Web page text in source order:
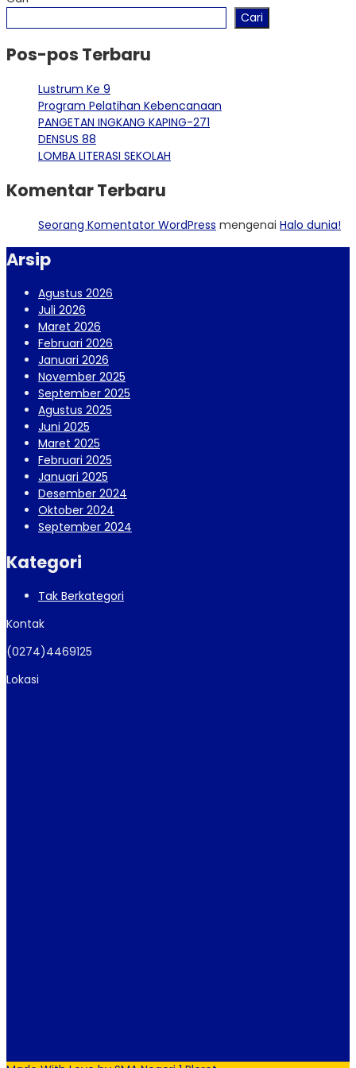
Cari
Pos-pos Terbaru
Lustrum Ke 9
Program Pelatihan Kebencanaan
PANGETAN INGKANG KAPING-271
DENSUS 88
LOMBA LITERASI SEKOLAH
Komentar Terbaru
Seorang Komentator WordPress mengenai Halo dunia!
Arsip
Agustus 2026
Juli 2026
Maret 2026
Februari 2026
Januari 2026
November 2025
September 2025
Agustus 2025
Juni 2025
Maret 2025
Februari 2025
Januari 2025
Desember 2024
Oktober 2024
September 2024
Kategori
Tak Berkategori
Kontak
(0274)4469125
Lokasi